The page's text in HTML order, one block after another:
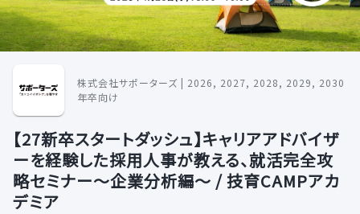
株式会社サポーターズ | 2026, 2027, 2028, 2029, 2030
年卒向け
【27新卒スタートダッシュ】キャリアアドバイザ
ーを経験した採用人事が教える、就活完全攻
略セミナー～企業分析編～ / 技育CAMPアカ
デミア